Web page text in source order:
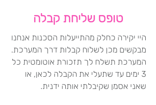
טופס שליחת קבלה
היי יקירה כחלק מהתייעלות הסכנות אנחנו
מבקשים מכן לשלוח קבלות דרך המערכת.
המערכת תשלח לך תזכורת אוטומטית כל
3 ימים עד שתעלי את הקבלה לכאן, או
שאני אסמן שקיבלתי אותה ידנית.